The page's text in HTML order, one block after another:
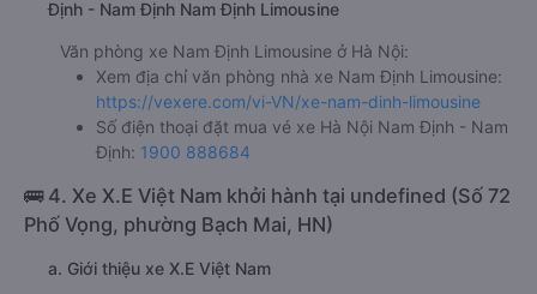
Định - Nam Định Nam Định Limousine
Văn phòng xe Nam Định Limousine ở Hà Nội:
Xem địa chỉ văn phòng nhà xe Nam Định Limousine:
https://vexere.com/vi-VN/xe-nam-dinh-limousine
Số điện thoại đặt mua vé xe Hà Nội Nam Định - Nam
Định: 1900 888684
🚌 4. Xe X.E Việt Nam khởi hành tại undefined (Số 72
Phố Vọng, phường Bạch Mai, HN)
a. Giới thiệu xe X.E Việt Nam